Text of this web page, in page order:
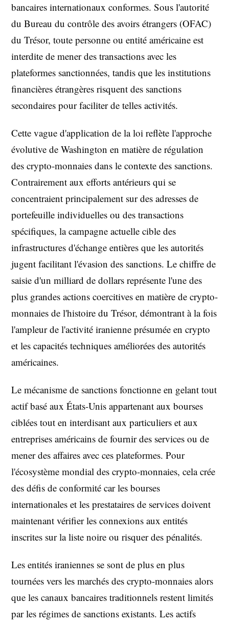
bancaires internationaux conformes. Sous l'autorité
du Bureau du contrôle des avoirs étrangers (OFAC)
du Trésor, toute personne ou entité américaine est
interdite de mener des transactions avec les
plateformes sanctionnées, tandis que les institutions
financières étrangères risquent des sanctions
secondaires pour faciliter de telles activités.
Cette vague d'application de la loi reflète l'approche
évolutive de Washington en matière de régulation
des crypto-monnaies dans le contexte des sanctions.
Contrairement aux efforts antérieurs qui se
concentraient principalement sur des adresses de
portefeuille individuelles ou des transactions
spécifiques, la campagne actuelle cible des
infrastructures d'échange entières que les autorités
jugent facilitant l'évasion des sanctions. Le chiffre de
saisie d'un milliard de dollars représente l'une des
plus grandes actions coercitives en matière de crypto-
monnaies de l'histoire du Trésor, démontrant à la fois
l'ampleur de l'activité iranienne présumée en crypto
et les capacités techniques améliorées des autorités
américaines.
Le mécanisme de sanctions fonctionne en gelant tout
actif basé aux États-Unis appartenant aux bourses
ciblées tout en interdisant aux particuliers et aux
entreprises américains de fournir des services ou de
mener des affaires avec ces plateformes. Pour
l'écosystème mondial des crypto-monnaies, cela crée
des défis de conformité car les bourses
internationales et les prestataires de services doivent
maintenant vérifier les connexions aux entités
inscrites sur la liste noire ou risquer des pénalités.
Les entités iraniennes se sont de plus en plus
tournées vers les marchés des crypto-monnaies alors
que les canaux bancaires traditionnels restent limités
par les régimes de sanctions existants. Les actifs